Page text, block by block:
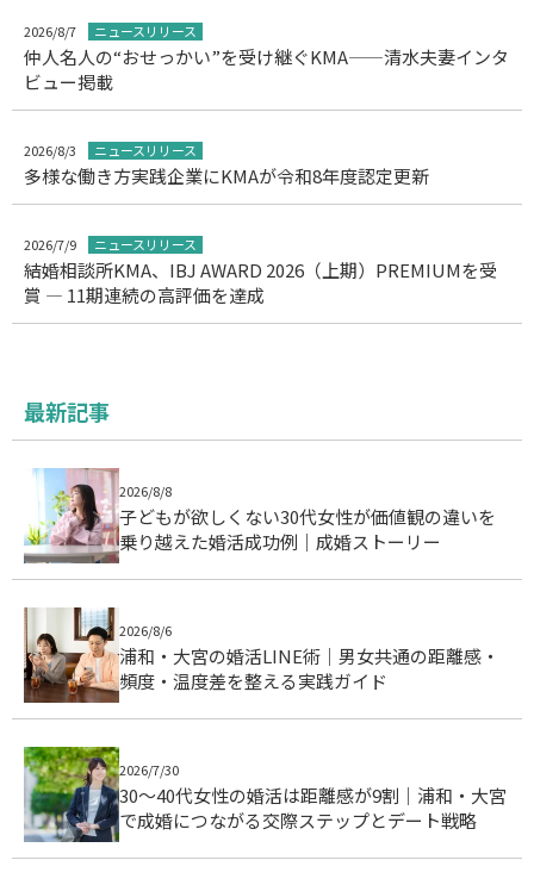
2026/8/7 ニュースリリース
仲人名人の“おせっかい”を受け継ぐKMA——清水夫妻インタ
ビュー掲載
2026/8/3 ニュースリリース
多様な働き方実践企業にKMAが令和8年度認定更新
2026/7/9 ニュースリリース
結婚相談所KMA、IBJ AWARD 2026（上期）PREMIUMを受
賞 ― 11期連続の高評価を達成
最新記事
2026/8/8
子どもが欲しくない30代女性が価値観の違いを
乗り越えた婚活成功例｜成婚ストーリー
2026/8/6
浦和・大宮の婚活LINE術｜男女共通の距離感・
頻度・温度差を整える実践ガイド
2026/7/30
30〜40代女性の婚活は距離感が9割｜浦和・大宮
で成婚につながる交際ステップとデート戦略